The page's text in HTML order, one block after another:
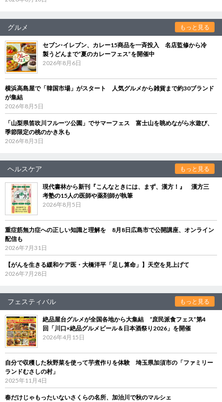
グルメ もっと見る
セブン‐イレブン、カレー15商品を一斉投入 名店監修から冷
製うどんまで“夏のカレーフェス”を開催中
2026年8月6日
横浜高島屋で「韓国市場」がスタート 人気グルメから雑貨まで約30ブランド
が集結
2026年8月5日
「山梨県笛吹川フルーツ公園」でサマーフェス 富士山を眺めながら水遊び、
季節限定の桃のかき氷も
2026年8月3日
ヘルスケア もっと見る
現代書林から新刊『こんなときには、まず、漢方！』 漢方三
考塾の15人の医師や薬剤師が執筆
2026年8月5日
重症筋無力症への正しい知識と理解を 8月8日広島市で公開講座、オンライン
配信も
2026年7月31日
【がんを生きる緩和ケア医・大橋洋平「足し算命」】天空を見上げて
2026年7月28日
フェスティバル もっと見る
絶品屋台グルメが全国各地から大集結 “庶民派食フェス”第4
回「川口×絶品グルメビール＆日本酒祭り2026」を開催
2026年4月15日
自分で収穫した秋野菜を使って芋煮作りを体験 埼玉県加須市の「ファミリー
ランドむさしの村」
2025年11月4日
春だけじゃもったいないさくらの名所、加治川で秋のマルシェ